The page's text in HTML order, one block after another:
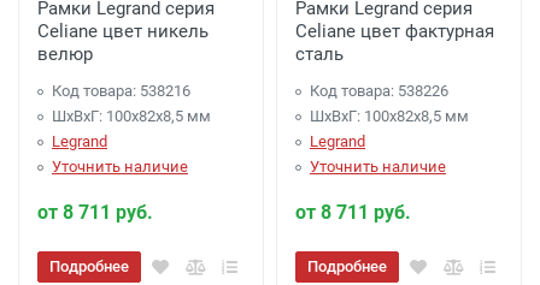
Рамки Legrand серия
Celiane цвет никель
велюр
Код товара: 538216
ШхВхГ: 100x82x8,5 мм
Legrand
Уточнить наличие
от 8 711 руб.
Подробнее
Рамки Legrand серия
Celiane цвет фактурная
сталь
Код товара: 538226
ШхВхГ: 100x82x8,5 мм
Legrand
Уточнить наличие
от 8 711 руб.
Подробнее